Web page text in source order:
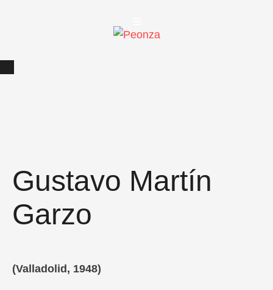
Gustavo Martín
Garzo
(Valladolid, 1948)